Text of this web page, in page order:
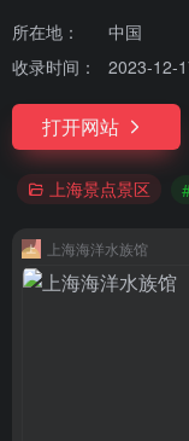
所在地：
中国
收录时间：
2023-12-
打开网站
上海景点景区
上海海洋水族馆